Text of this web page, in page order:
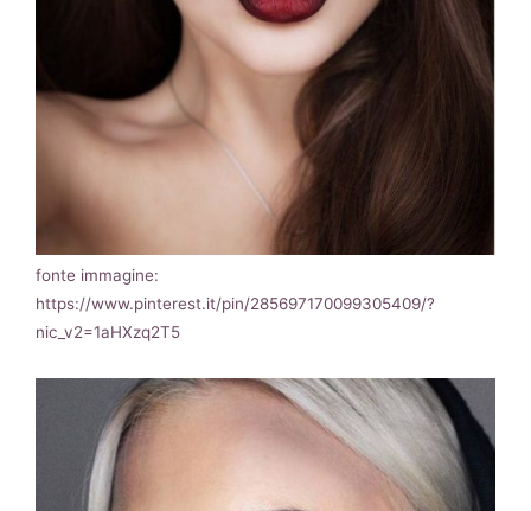
fonte immagine:
https://www.pinterest.it/pin/285697170099305409/?
nic_v2=1aHXzq2T5